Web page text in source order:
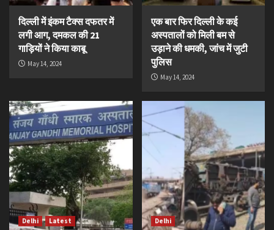
दिल्ली में इंकम टैक्स दफतर में
लगी आग, दमकल की 21
गाड़ियों ने किया काबू
May 14, 2024
एक बार फिर दिल्ली के कई
अस्पतालों को मिली बम से
उड़ाने की धमकी, जांच में जुटी
पुलिस
May 14, 2024
Delhi Latest Delhi